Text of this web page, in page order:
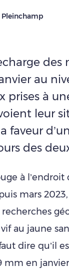
Pleinchamp
des
au
prises à
leur
faveur
des
à l’endroit
mars
au jaune
dire qu’il
mm en